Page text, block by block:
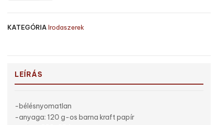
KATEGÓRIAIrodaszerek
LEÍRÁS
-bélésnyomatlan
-anyaga: 120 g-os barna kraft papír